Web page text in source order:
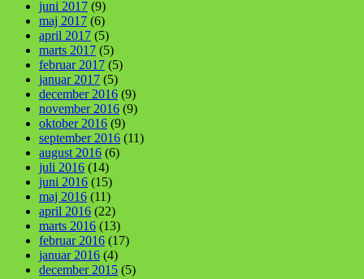
juni 2017 (9)
maj 2017 (6)
april 2017 (5)
marts 2017 (5)
februar 2017 (5)
januar 2017 (5)
december 2016 (9)
november 2016 (9)
oktober 2016 (9)
september 2016 (11)
august 2016 (6)
juli 2016 (14)
juni 2016 (15)
maj 2016 (11)
april 2016 (22)
marts 2016 (13)
februar 2016 (17)
januar 2016 (4)
december 2015 (5)